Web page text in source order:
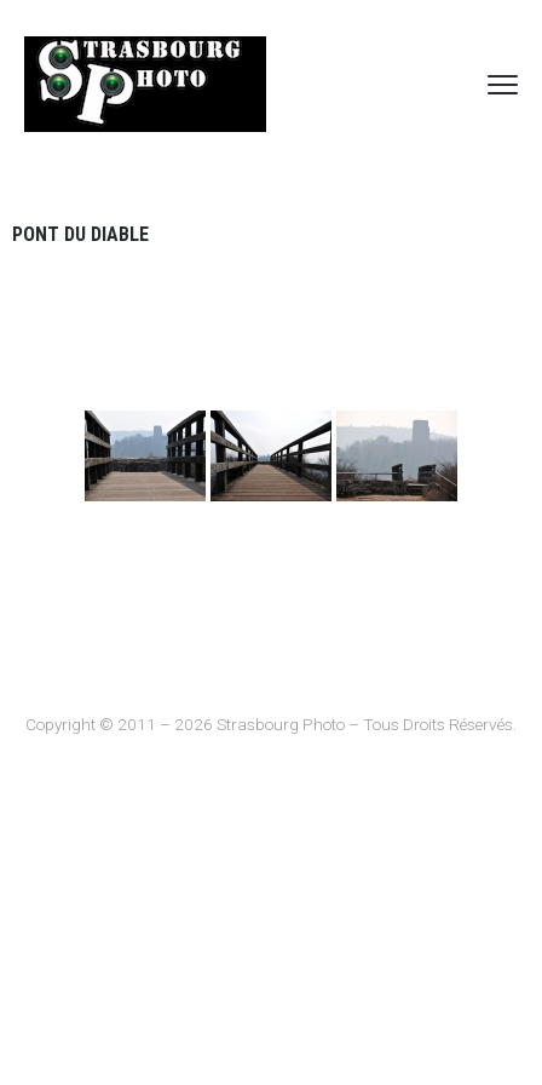
PONT DU DIABLE
Copyright © 2011 – 2026 Strasbourg Photo – Tous Droits Réservés.